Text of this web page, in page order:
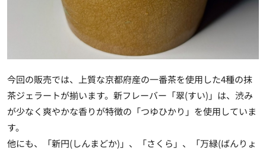
今回の販売では、上質な京都府産の一番茶を使用した4種の抹
茶ジェラートが揃います。新フレーバー「翠(すい)」は、渋み
が少なく爽やかな香りが特徴の「つゆひかり」を使用していま
す。
他にも、「新円(しんまどか)」、「さくら」、「万緑(ばんりょ